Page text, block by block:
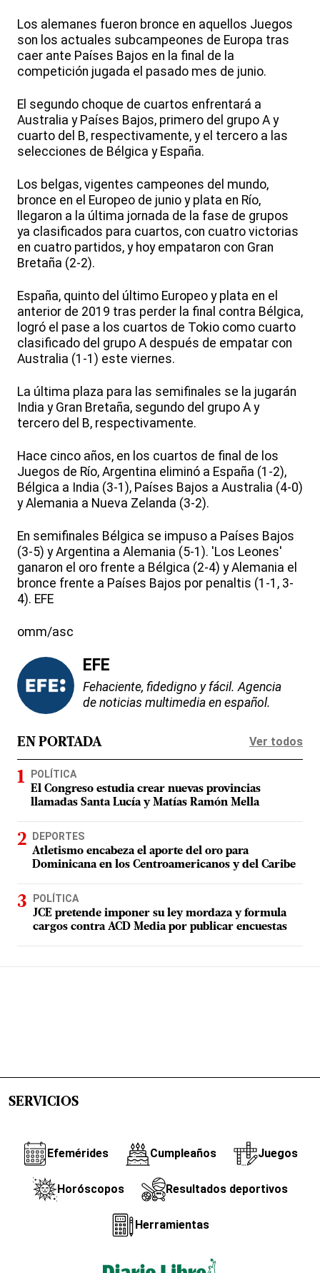
Los alemanes fueron bronce en aquellos Juegos
son los actuales subcampeones de Europa tras
caer ante Países Bajos en la final de la
competición jugada el pasado mes de junio.
El segundo choque de cuartos enfrentará a
Australia y Países Bajos, primero del grupo A y
cuarto del B, respectivamente, y el tercero a las
selecciones de Bélgica y España.
Los belgas, vigentes campeones del mundo,
bronce en el Europeo de junio y plata en Río,
llegaron a la última jornada de la fase de grupos
ya clasificados para cuartos, con cuatro victorias
en cuatro partidos, y hoy empataron con Gran
Bretaña (2-2).
España, quinto del último Europeo y plata en el
anterior de 2019 tras perder la final contra Bélgica,
logró el pase a los cuartos de Tokio como cuarto
clasificado del grupo A después de empatar con
Australia (1-1) este viernes.
La última plaza para las semifinales se la jugarán
India y Gran Bretaña, segundo del grupo A y
tercero del B, respectivamente.
Hace cinco años, en los cuartos de final de los
Juegos de Río, Argentina eliminó a España (1-2),
Bélgica a India (3-1), Países Bajos a Australia (4-0)
y Alemania a Nueva Zelanda (3-2).
En semifinales Bélgica se impuso a Países Bajos
(3-5) y Argentina a Alemania (5-1). 'Los Leones'
ganaron el oro frente a Bélgica (2-4) y Alemania el
bronce frente a Países Bajos por penaltis (1-1, 3-
4). EFE
omm/asc
EFE
Fehaciente, fidedigno y fácil. Agencia
de noticias multimedia en español.
EN PORTADA Ver todos
POLÍTICA
El Congreso estudia crear nuevas provincias
llamadas Santa Lucía y Matías Ramón Mella
DEPORTES
Atletismo encabeza el aporte del oro para
Dominicana en los Centroamericanos y del Caribe
POLÍTICA
JCE pretende imponer su ley mordaza y formula
cargos contra ACD Media por publicar encuestas
SERVICIOS
Efemérides Cumpleaños Juegos
Horóscopos Resultados deportivos
Herramientas